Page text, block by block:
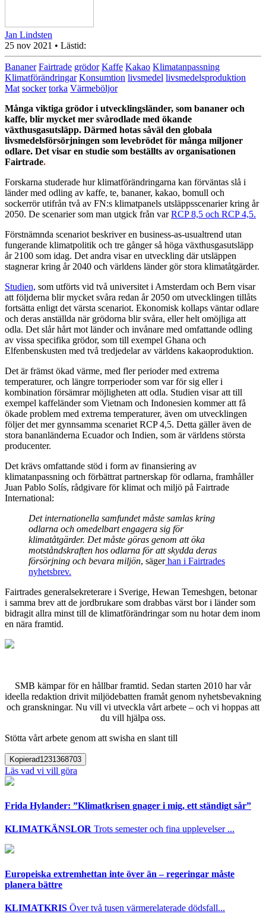
Jan Lindsten
25 nov 2021 • Lästid:
Bananer Fairtrade grödor Kaffe Kakao Klimatanpassning
Klimatförändringar Konsumtion livsmedel livsmedelsproduktion
Mat socker torka Värmeböljor
Många viktiga grödor i utvecklingsländer, som bananer och
kaffe, blir mycket mer svårodlade med ökande
växthusgasutsläpp. Därmed hotas såväl den globala
livsmedelsförsörjningen som levebrödet för många miljoner
odlare. Det visar en studie som beställts av organisationen
Fairtrade.
Forskarna studerade hur klimatförändringarna kan förväntas slå i
länder med odling av kaffe, te, bananer, kakao, bomull och
sockerrör utifrån två av FN:s klimatpanels utsläppsscenarier kring år
2050. De scenarier som man utgick från varRCP 8,5 och RCP 4,5.
Förstnämnda scenariot beskriver en business-as-usualtrend utan
fungerande klimatpolitik och tre gånger så höga växthusgasutsläpp
år 2100 som idag. Det andra visar en utveckling där utsläppen
stagnerar kring år 2040 och världens länder gör stora klimatåtgärder.
Studien, som utförts vid två universitet i Amsterdam och Bern visar
att följderna blir mycket svåra redan år 2050 om utvecklingen tillåts
fortsätta enligt det värsta scenariot. Ekonomisk kollaps väntar odlare
och deras anställda när grödorna blir svåra, eller helt omöjliga att
odla. Det slår hårt mot länder och invånare med omfattande odling
av vissa specifika grödor, som till exempel Ghana och
Elfenbenskusten med två tredjedelar av världens kakaoproduktion.
Det är främst ökad värme, med fler perioder med extrema
temperaturer, och längre torrperioder som var för sig eller i
kombination försämrar möjligheten att odla. Studien visar att till
exempel kaffeländer som Vietnam och Indonesien kommer att få
ökade problem med extrema temperaturer, även om utvecklingen
följer det mer gynnsamma scenariet RCP 4,5. Detta gäller även de
stora bananländerna Ecuador och Indien, som är världens största
producenter.
Det krävs omfattande stöd i form av finansiering av
klimatanpassning och förbättrat partnerskap för odlarna, framhåller
Juan Pablo Solís, rådgivare för klimat och miljö på Fairtrade
International:
Det internationella samfundet måste samlas kring
odlarna och omedelbart engagera sig för
klimatåtgärder. Det måste göras genom att öka
motståndskraften hos odlarna för att skydda deras
försörjning och bevara miljön, sägerhan i Fairtrades
nyhetsbrev.
Fairtrades generalsekreterare i Sverige, Hewan Temeshgen, betonar
i samma brev att de jordbrukare som drabbas värst bor i länder som
bidragit allra minst till de klimatförändringar som nu hotar dem inom
en nära framtid.
SMB kämpar för en hållbar framtid. Sedan starten 2010 har vår
ideella redaktion drivit miljödebatten framåt genom nyhetsbevakning
och granskningar. Nu vill vi utveckla vårt arbete – och vi hoppas att
du vill hjälpa oss.
Stötta vårt arbete genom att swisha en slant till
Kopierad1231368703
Läs vad vi vill göra
Frida Hylander: ”Klimatkrisen gnager i mig, ett ständigt sår”
KLIMATKÄNSLOR Trots semester och fina upplevelser ...
Europeiska extremhettan inte över än – regeringar måste
planera bättre
KLIMATKRIS Över två tusen värmerelaterade dödsfall...